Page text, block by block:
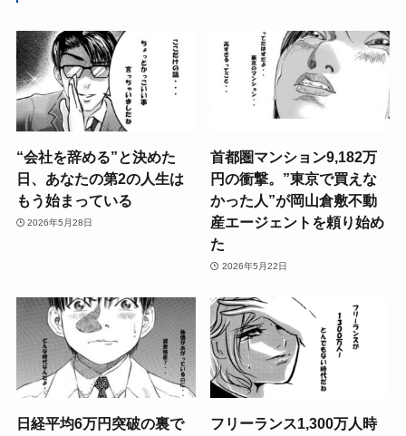
“会社を辞める”と決めた
日、あなたの第2の人生は
もう始まっている
2026年5月28日
首都圏マンション9,182万
円の衝撃。”東京で買えな
かった人”が岡山倉敷不動
産エージェントを頼り始め
た
2026年5月22日
日経平均6万円突破の裏で
フリーランス1,300万人時